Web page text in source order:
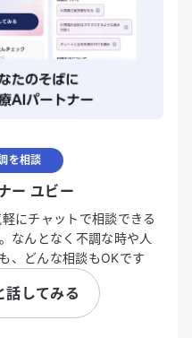
を相談
ー ユビー
にチャットで相談できる
なんとなく不調な時や人
、どんな相談もOKです
話してみる